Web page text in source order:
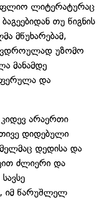
ლიტერატურაც
თუ წიგნის
მწუხარებამ,
უზომო
მანამდე
და
კიდევ არაერთი
დიდებული
დედისა და
ძლიერი და
იმ წარუშლელ